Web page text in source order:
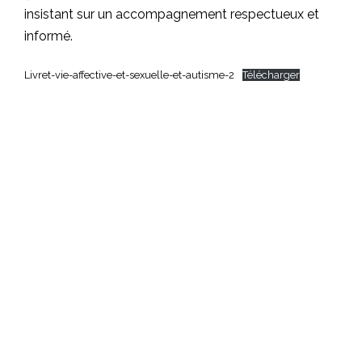
insistant sur un accompagnement respectueux et
informé.
Livret-vie-affective-et-sexuelle-et-autisme-2 Télécharger